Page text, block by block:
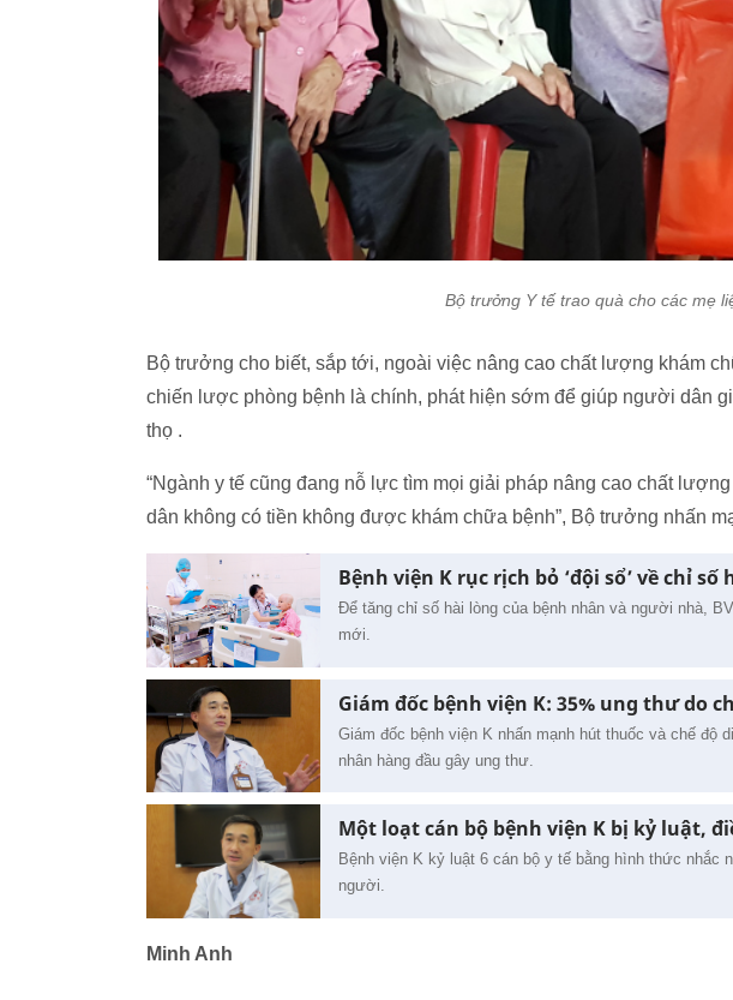
Bộ trưởng Y tế trao quà cho các mẹ
Bộ trưởng cho biết, sắp tới, ngoài việc nâng cao chất lượng khám
chiến lược phòng bệnh là chính, phát hiện sớm để giúp người dân
thọ .
“Ngành y tế cũng đang nỗ lực tìm mọi giải pháp nâng cao chất
dân không có tiền không được khám chữa bệnh”, Bộ trưởng nhấn
Bệnh viện K rục rịch bỏ ‘đội sổ’ về chỉ số
Để tăng chỉ số hài lòng của bệnh nhân và người nhà,
mới.
Giám đốc bệnh viện K: 35% ung thư do
Giám đốc bệnh viện K nhấn mạnh hút thuốc và chế độ
nhân hàng đầu gây ung thư.
Một loạt cán bộ bệnh viện K bị kỷ luật,
Bệnh viện K kỷ luật 6 cán bộ y tế bằng hình thức nhắc
người.
Minh Anh